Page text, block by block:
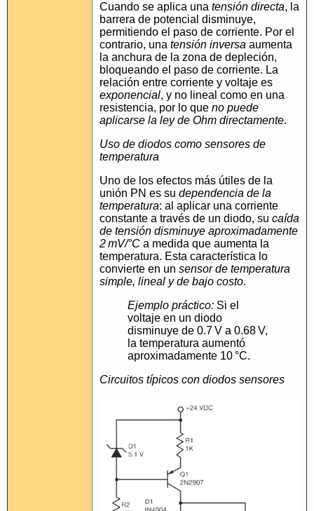
Cuando se aplica una tensión directa, la
barrera de potencial disminuye,
permitiendo el paso de corriente. Por el
contrario, una tensión inversa aumenta
la anchura de la zona de depleción,
bloqueando el paso de corriente. La
relación entre corriente y voltaje es
exponencial, y no lineal como en una
resistencia, por lo que no puede
aplicarse la ley de Ohm directamente.
Uso de diodos como sensores de
temperatura
Uno de los efectos más útiles de la
unión PN es su dependencia de la
temperatura: al aplicar una corriente
constante a través de un diodo, su caída
de tensión disminuye aproximadamente
2 mV/°C a medida que aumenta la
temperatura. Esta característica lo
convierte en un sensor de temperatura
simple, lineal y de bajo costo.
Ejemplo práctico: Si el
voltaje en un diodo
disminuye de 0.7 V a 0.68 V,
la temperatura aumentó
aproximadamente 10 °C.
Circuitos típicos con diodos sensores